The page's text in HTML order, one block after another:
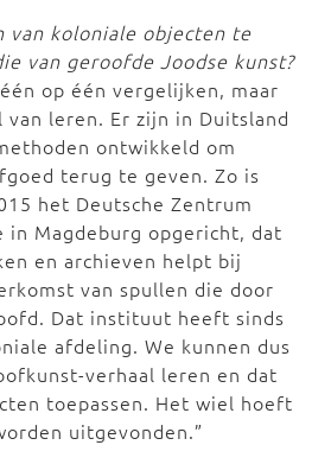
van koloniale objecten te
van geroofde Joodse kunst?
op één vergelijken, maar
van leren. Er zijn in Duitsland
ontwikkeld om
terug te geven. Zo is
het Deutsche Zentrum
Magdeburg opgericht, dat
en archieven helpt bij
van spullen die door
Dat instituut heeft sinds
afdeling. We kunnen dus
verhaal leren en dat
toepassen. Het wiel hoeft
uitgevonden.”